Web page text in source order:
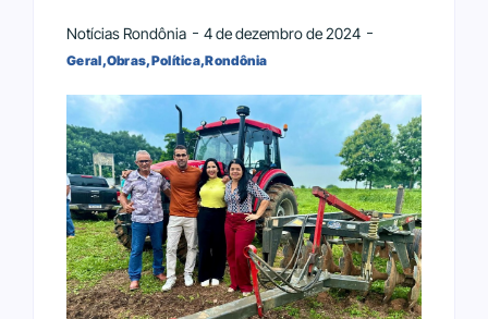
Notícias Rondônia 4 de dezembro de 2024
Geral,Obras,Política,Rondônia